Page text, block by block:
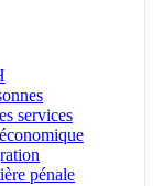
services
pénale